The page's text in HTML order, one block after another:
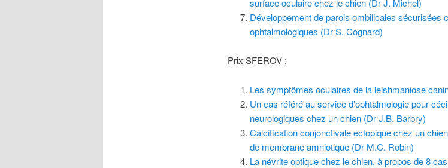
surface oculaire chez le chien (Dr J. Michel)
Développement de parois ombilicales sécurisées
ophtalmologiques (Dr S. Cognard)
Prix SFEROV :
Les symptômes oculaires de la leishmaniose
Un cas référé au service d’ophtalmologie pour
neurologiques chez un chien (Dr J.B. Barbry)
Calcification conjonctivale ectopique chez un
de membrane amniotique (Dr M.C. Robin)
La névrite optique chez le chien, à propos de 8